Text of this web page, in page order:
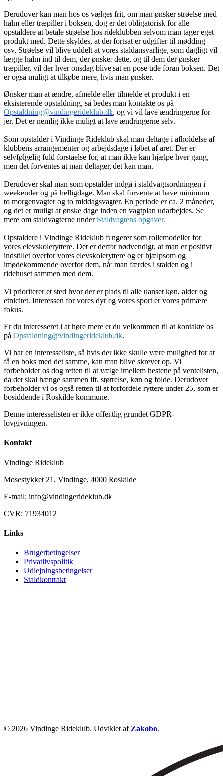
Derudover kan man hos os vælges frit, om man ønsker strøelse med
halm eller træpiller i boksen, dog er det obligatorisk for alle
opstaldere at betale strøelse hos rideklubben selvom man tager eget
produkt med. Dette skyldes, at der fortsat er udgifter til mødding
osv. Strøelse vil blive uddelt at vores staldansvarlige, som dagligt vil
lægge halm ind til dem, der ønsker dette, og til dem der ønsker
træpiller, vil der hver onsdag blive sat en pose ude foran boksen. Det
er også muligt at tilkøbe mere, hvis man ønsker.
Ønsker man at ændre, afmelde eller tilmelde et produkt i en
eksisterende opstaldning, så bedes man kontakte os på
Opstaldning@vindingerideklub.dk, og vi vil lave ændringerne for
jer. Det er nemlig ikke muligt at lave ændringerne selv.
Som opstalder i Vindinge Rideklub skal man deltage i afholdelse af
klubbens arrangementer og arbejdsdage i løbet af året. Der er
selvfølgelig fuld forståelse for, at man ikke kan hjælpe hver gang,
men det forventes at man deltager, det kan man.
Derudover skal man som opstalder indgå i staldvagtsordningen i
weekender og på helligdage. Man skal forvente at have minimum
to morgenvagter og to middagsvagter. En periode er ca. 2 måneder,
og det er muligt at ønske dage inden en vagtplan udarbejdes. Se
mere om staldvagterne under Staldvagtens opgaver.
Opstaldere i Vindinge Rideklub fungerer som rollemodeller for
vores elevskoleryttere. Det er derfor nødvendigt, at man er positivt
indstillet overfor vores elevskoleryttere og er hjælpsom og
imødekommende overfor dem, når man færdes i stalden og i
ridehuset sammen med dem.
Vi prioriterer et sted hvor der er plads til alle uanset køn, alder og
etnicitet. Interessen for vores dyr og vores sport er vores primære
fokus.
Er du interesseret i at høre mere er du velkommen til at kontakte os
på Opstaldning@vindingerideklub.dk.
Vi har en interesseliste, så hvis der ikke skulle være mulighed for at
få en boks med det samme, kan man blive skrevet op. Vi
forbeholder os dog retten til at vælge imellem hestene på ventelisten,
da det skal hænge sammen ift. størrelse, køn og folde. Derudover
forbeholder vi os også retten til at forfordele ryttere under 25, som er
bosiddende i Roskilde kommune.
Denne interesselisten er ikke offentlig grundet GDPR-
lovgivningen.
Kontakt
Vindinge Rideklub
Mosestykket 21, Vindinge, 4000 Roskilde
E-mail: info@vindingerideklub.dk
CVR: 71934012
Links
Brugerbetingelser
Privatlivspolitik
Udlejningsbetingelser
Staldkontrakt
© 2026 Vindinge Rideklub. Udviklet af Zakobo.